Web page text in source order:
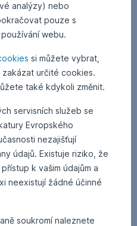
analýzy) nebo
pouze s
webu.
si můžete vybrat,
určité cookies.
také kdykoli změnit.
servisních služeb se
Evropského
nezajišťují
údajů. Existuje riziko, že
k vašim údajům a
neexistují žádné účinné
soukromí naleznete